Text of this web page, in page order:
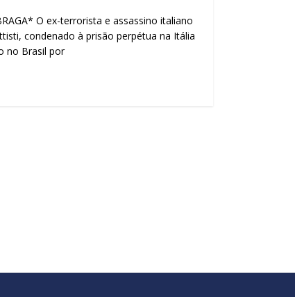
O ex-terrorista e assassino italiano
condenado à prisão perpétua na Itália
no Brasil por